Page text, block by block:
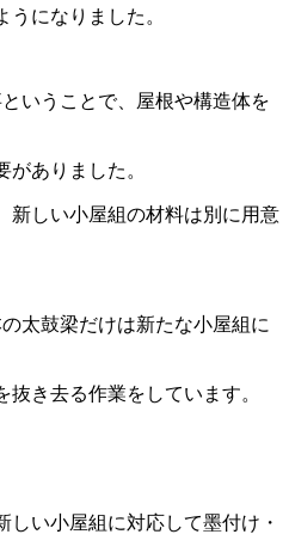
になりました。
いうことで、屋根や構造体を
ありました。
新しい小屋組の材料は別に用意
太鼓梁だけは新たな小屋組に
き去る作業をしています。
しい小屋組に対応して墨付け・